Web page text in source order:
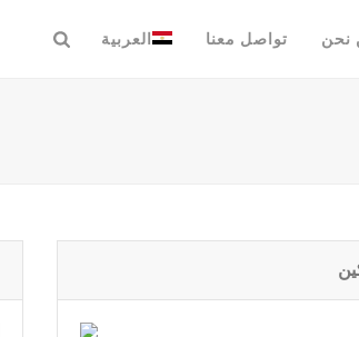
نحن تواصل معنا العربية